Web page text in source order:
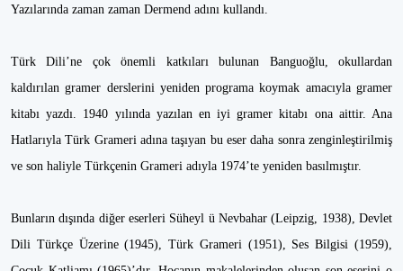
Yazılarında zaman zaman Dermend adını kullandı.
Türk Dili’ne çok önemli katkıları bulunan Banguoğlu, okullardan
kaldırılan gramer derslerini yeniden programa koymak amacıyla gramer
kitabı yazdı. 1940 yılında yazılan en iyi gramer kitabı ona aittir. Ana
Hatlarıyla Türk Grameri adına taşıyan bu eser daha sonra zenginleştirilmiş
ve son haliyle Türkçenin Grameri adıyla 1974’te yeniden basılmıştır.
Bunların dışında diğer eserleri Süheyl ü Nevbahar (Leipzig, 1938), Devlet
Dili Türkçe Üzerine (1945), Türk Grameri (1951), Ses Bilgisi (1959),